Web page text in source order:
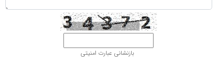
بازنشانی عبارت امنیتی